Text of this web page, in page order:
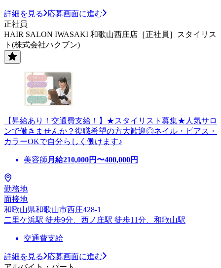
詳細を見る
応募画面に進む
正社員
HAIR SALON IWASAKI 和歌山西庄店［正社員］スタイリス
ト(株式会社ハクブン)
【昇給あり！交通費支給！】★スタイリスト募集★人気サロ
ンで働きませんか？復職希望の方大歓迎◎ネイル・ピアス・
カラーOKで自分らしく働けます♪
美容師 月給210,000円〜400,000円
勤務地
面接地
和歌山県和歌山市西庄428-1
二里ケ浜駅 徒歩9分、西ノ庄駅 徒歩11分、和歌山駅
交通費支給
詳細を見る
応募画面に進む